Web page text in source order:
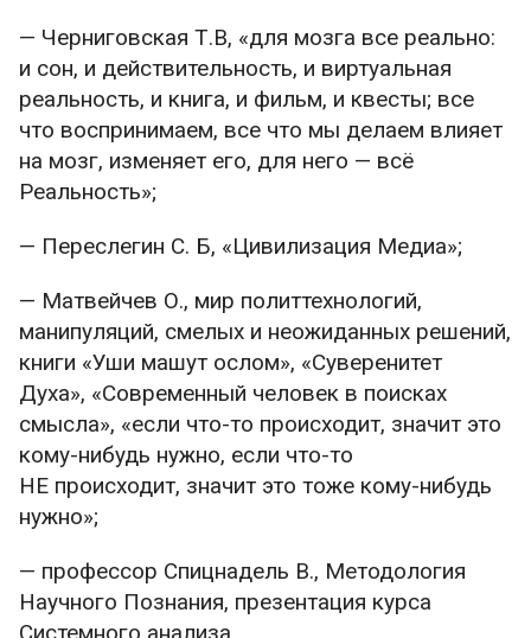
— Черниговская Т.В, «для мозга все реально:
и сон, и действительность, и виртуальная
реальность, и книга, и фильм, и квесты; все
что воспринимаем, все что мы делаем влияет
на мозг, изменяет его, для него — всё
Реальность»;
— Переслегин С. Б, «Цивилизация Медиа»;
— Матвейчев О., мир политтехнологий,
манипуляций, смелых и неожиданных решений,
книги «Уши машут ослом», «Суверенитет
Духа», «Современный человек в поисках
смысла», «если что-то происходит, значит это
кому-нибудь нужно, если что-то
НЕ происходит, значит это тоже кому-нибудь
нужно»;
— профессор Спицнадель В., Методология
Научного Познания, презентация курса